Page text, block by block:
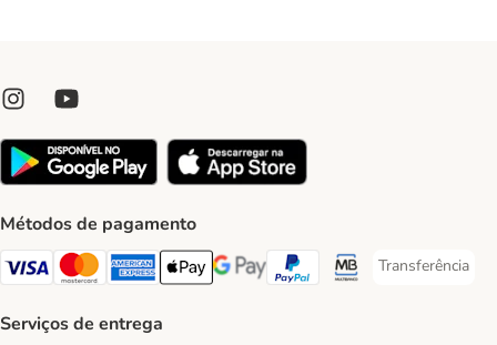
Métodos de pagamento
Visa Payment Method
Mastercard Payment Method
American Express Payment Method
Apple Pay Payment Method
Google Pay Payment Method
PayPal Payment Method
Multibanco Payment
Transferência
Transferência
Serviços de entrega